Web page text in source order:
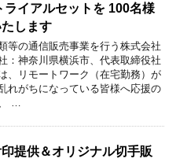
ライアルセットを 100名様
します
等の通信販売事業を行う株式会社
：神奈川県横浜市、代表取締役社
、リモートワーク（在宅勤務）が
れがちになっている皆様へ応援の
…
提供＆オリジナル切手販